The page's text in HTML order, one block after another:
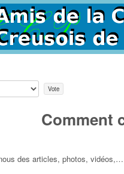
Comment
des articles, photos,